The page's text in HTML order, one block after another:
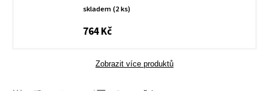
skladem(2 ks)
764 Kč
Zobrazit více produktů